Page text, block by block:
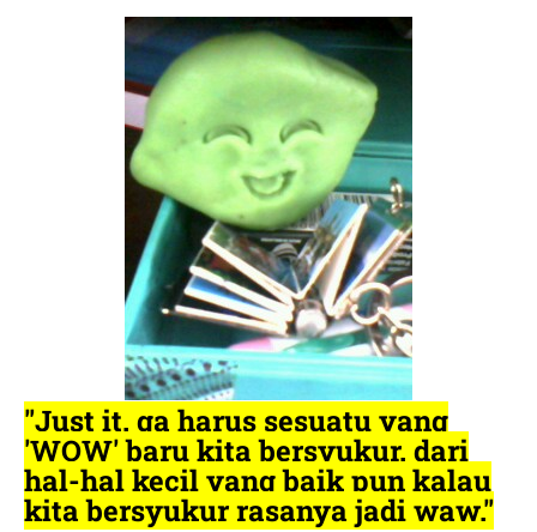
"Just it. ga harus sesuatu yang
'WOW' baru kita bersyukur. dari
hal-hal kecil yang baik pun kalau
kita bersyukur rasanya jadi waw."